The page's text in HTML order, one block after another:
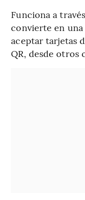
Funciona a
convierte en
aceptar tarjetas
QR, desde otros